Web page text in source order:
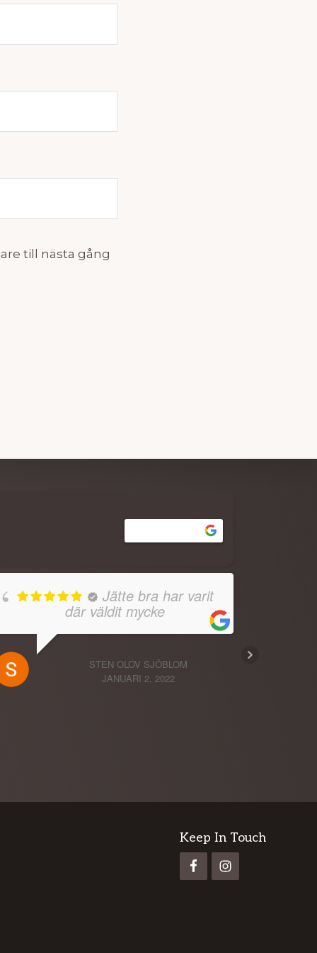
till nästa gång
Jätte bra har varit
där väldit mycke
STEN OLOV SJÖBLOM
JANUARI 2, 2022
Keep In Touch